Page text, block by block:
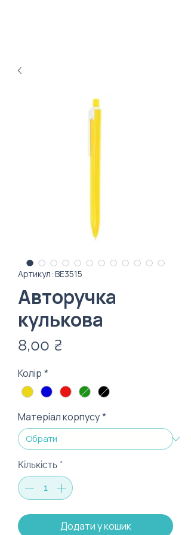
Артикул: ВЕ3515
Авторучка
кулькова
8,00 ₴
Колір *
Матеріал корпусу*
Кількість *
Додати у кошик